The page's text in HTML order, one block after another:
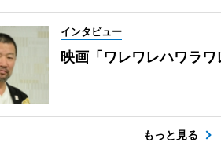
インタビュー
映画「ワレワレハワラ
もっと見る